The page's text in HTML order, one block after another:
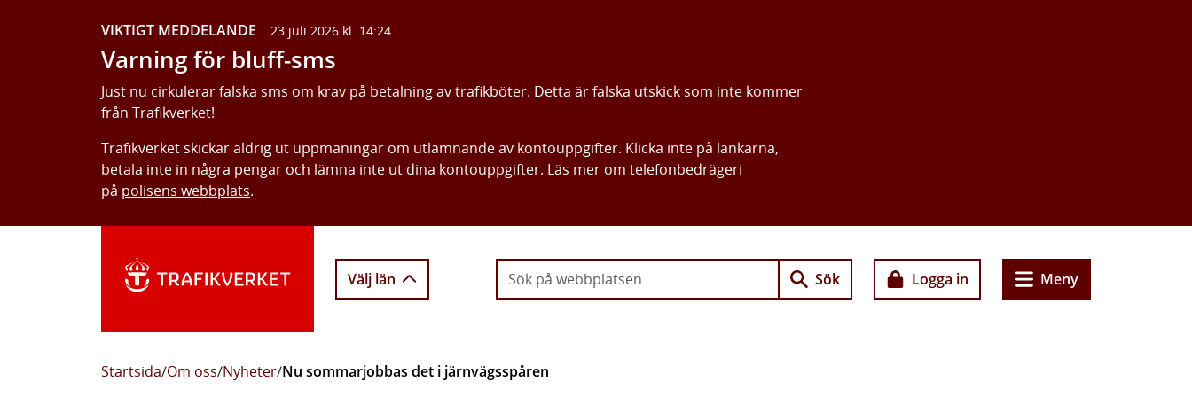
VIKTIGT MEDDELANDE 23 juli 2026 kl. 14:24
Varning för bluff-sms
Just nu cirkulerar falska sms om krav på betalning av trafikböter. Detta är falska utskick som inte kommer
från Trafikverket!
Trafikverket skickar aldrig ut uppmaningar om utlämnande av kontouppgifter. Klicka inte på länkarna,
betala inte in några pengar och lämna inte ut dina kontouppgifter. Läs mer om telefonbedrägeri
på polisens webbplats.
Välj län Sök Logga in Meny
Startsida/Om oss/Nyheter/Nu sommarjobbas det i järnvägsspåren